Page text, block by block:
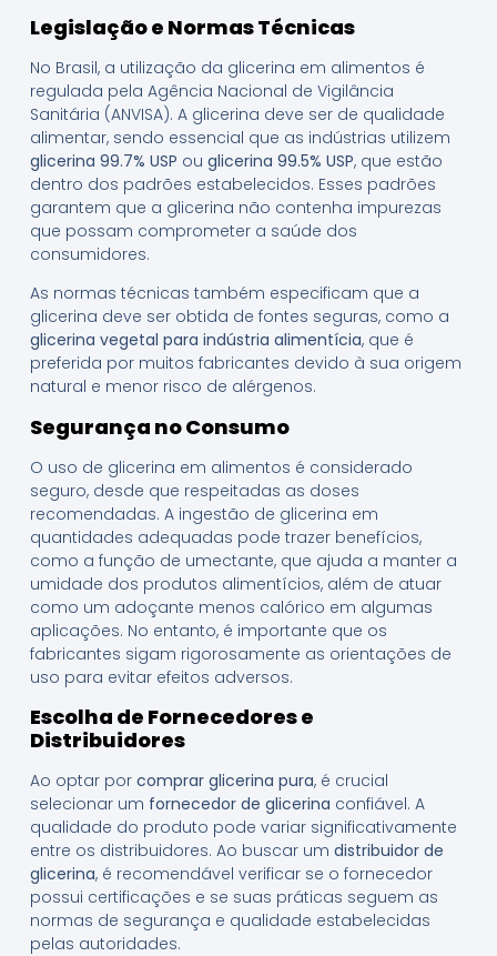
Legislação e Normas Técnicas
No Brasil, a utilização da glicerina em alimentos é
regulada pela Agência Nacional de Vigilância
Sanitária (ANVISA). A glicerina deve ser de qualidade
alimentar, sendo essencial que as indústrias utilizem
glicerina 99.7% USP ou glicerina 99.5% USP, que estão
dentro dos padrões estabelecidos. Esses padrões
garantem que a glicerina não contenha impurezas
que possam comprometer a saúde dos
consumidores.
As normas técnicas também especificam que a
glicerina deve ser obtida de fontes seguras, como a
glicerina vegetal para indústria alimentícia, que é
preferida por muitos fabricantes devido à sua origem
natural e menor risco de alérgenos.
Segurança no Consumo
O uso de glicerina em alimentos é considerado
seguro, desde que respeitadas as doses
recomendadas. A ingestão de glicerina em
quantidades adequadas pode trazer benefícios,
como a função de umectante, que ajuda a manter a
umidade dos produtos alimentícios, além de atuar
como um adoçante menos calórico em algumas
aplicações. No entanto, é importante que os
fabricantes sigam rigorosamente as orientações de
uso para evitar efeitos adversos.
Escolha de Fornecedores e
Distribuidores
Ao optar por comprar glicerina pura, é crucial
selecionar um fornecedor de glicerina confiável. A
qualidade do produto pode variar significativamente
entre os distribuidores. Ao buscar um distribuidor de
glicerina, é recomendável verificar se o fornecedor
possui certificações e se suas práticas seguem as
normas de segurança e qualidade estabelecidas
pelas autoridades.